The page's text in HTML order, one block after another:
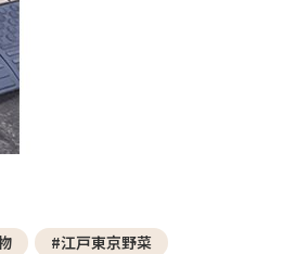
#江戸東京野菜